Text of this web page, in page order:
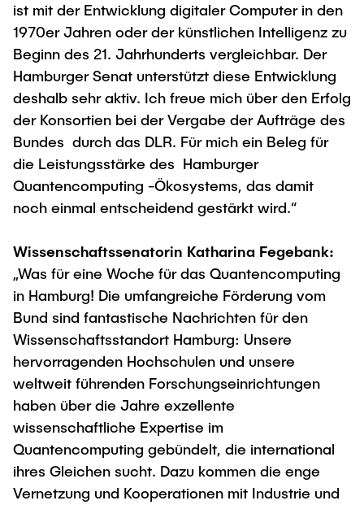
ist mit der Entwicklung digitaler Computer in den
1970er Jahren oder der künstlichen Intelligenz zu
Beginn des 21. Jahrhunderts vergleichbar. Der
Hamburger Senat unterstützt diese Entwicklung
deshalb sehr aktiv. Ich freue mich über den Erfolg
der Konsortien bei der Vergabe der Aufträge des
Bundes durch das DLR. Für mich ein Beleg für
die Leistungsstärke des Hamburger
Quantencomputing -Ökosystems, das damit
noch einmal entscheidend gestärkt wird.“
Wissenschaftssenatorin Katharina Fegebank:
„Was für eine Woche für das Quantencomputing
in Hamburg! Die umfangreiche Förderung vom
Bund sind fantastische Nachrichten für den
Wissenschaftsstandort Hamburg: Unsere
hervorragenden Hochschulen und unsere
weltweit führenden Forschungseinrichtungen
haben über die Jahre exzellente
wissenschaftliche Expertise im
Quantencomputing gebündelt, die international
ihres Gleichen sucht. Dazu kommen die enge
Vernetzung und Kooperationen mit Industrie und